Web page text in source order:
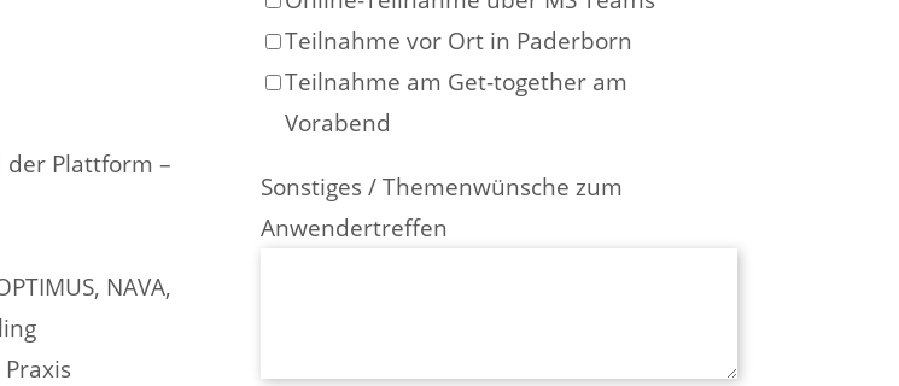
der Plattform –
NAVA,
Teilnahme vor Ort in Paderborn
Teilnahme am Get-together am
Vorabend
Sonstiges / Themenwünsche zum
Anwendertreffen